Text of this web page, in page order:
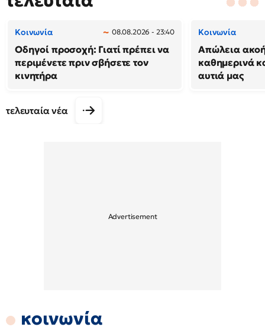
Κοινωνία 08.08.2026 - 23:40
Οδηγοί προσοχή: Γιατί πρέπει να
περιμένετε πριν σβήσετε τον
κινητήρα
Κοινωνία
Απώλεια
καθημερινά
αυτιά μας
τελευταία νέα
κοινωνία